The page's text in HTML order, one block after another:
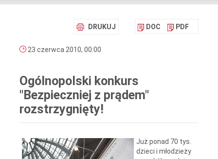
DRUKUJ DOC PDF
23 czerwca 2010, 00:00
Ogólnopolski konkurs
"Bezpieczniej z prądem"
rozstrzygnięty!
Już ponad 70 tys.
dzieci i młodzieży